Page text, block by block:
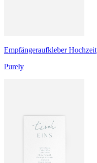
Empfängeraufkleber Hochzeit
Purely